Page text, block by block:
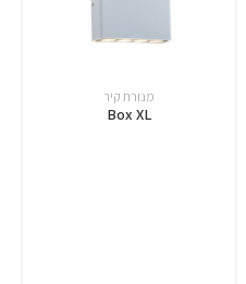
מנורת קיר
Box XL